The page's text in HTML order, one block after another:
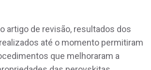
artigo de revisão, resultados dos
até o momento permitiram
que melhoraram a